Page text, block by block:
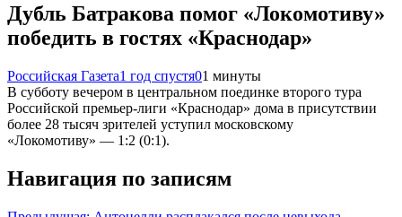
Дубль Батракова помог «Локомотиву»
победить в гостях «Краснодар»
Российская Газета1 год спустя01 минуты
В субботу вечером в центральном поединке второго тура
Российской премьер-лиги «Краснодар» дома в присутствии
более 28 тысяч зрителей уступил московскому
«Локомотиву» — 1:2 (0:1).
Навигация по записям